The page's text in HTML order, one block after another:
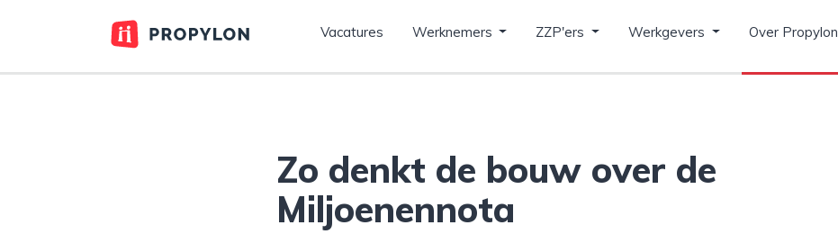
Vacatures Werknemers ZZP'ers Werkgevers Over Propylon
Zo denkt de bouw over de
Miljoenennota